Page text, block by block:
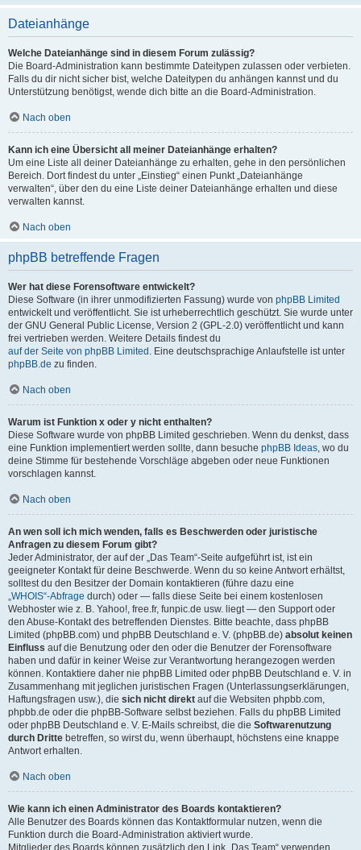
Dateianhänge
Welche Dateianhänge sind in diesem Forum zulässig?
Die Board-Administration kann bestimmte Dateitypen zulassen oder verbieten.
Falls du dir nicht sicher bist, welche Dateitypen du anhängen kannst und du
Unterstützung benötigst, wende dich bitte an die Board-Administration.
Nach oben
Kann ich eine Übersicht all meiner Dateianhänge erhalten?
Um eine Liste all deiner Dateianhänge zu erhalten, gehe in den persönlichen
Bereich. Dort findest du unter „Einstieg“ einen Punkt „Dateianhänge
verwalten“, über den du eine Liste deiner Dateianhänge erhalten und diese
verwalten kannst.
Nach oben
phpBB betreffende Fragen
Wer hat diese Forensoftware entwickelt?
Diese Software (in ihrer unmodifizierten Fassung) wurde von phpBB Limited
entwickelt und veröffentlicht. Sie ist urheberrechtlich geschützt. Sie wurde unter
der GNU General Public License, Version 2 (GPL-2.0) veröffentlicht und kann
frei vertrieben werden. Weitere Details findest du
auf der Seite von phpBB Limited . Eine deutschsprachige Anlaufstelle ist unter
phpBB.de zu finden.
Nach oben
Warum ist Funktion x oder y nicht enthalten?
Diese Software wurde von phpBB Limited geschrieben. Wenn du denkst, dass
eine Funktion implementiert werden sollte, dann besuche phpBB Ideas, wo du
deine Stimme für bestehende Vorschläge abgeben oder neue Funktionen
vorschlagen kannst.
Nach oben
An wen soll ich mich wenden, falls es Beschwerden oder juristische
Anfragen zu diesem Forum gibt?
Jeder Administrator, der auf der „Das Team“-Seite aufgeführt ist, ist ein
geeigneter Kontakt für deine Beschwerde. Wenn du so keine Antwort erhältst,
solltest du den Besitzer der Domain kontaktieren (führe dazu eine
„WHOIS“-Abfrage durch) oder — falls diese Seite bei einem kostenlosen
Webhoster wie z. B. Yahoo!, free.fr, funpic.de usw. liegt — den Support oder
den Abuse-Kontakt des betreffenden Dienstes. Bitte beachte, dass phpBB
Limited (phpBB.com) und phpBB Deutschland e. V. (phpBB.de) absolut keinen
Einfluss auf die Benutzung oder den oder die Benutzer der Forensoftware
haben und dafür in keiner Weise zur Verantwortung herangezogen werden
können. Kontaktiere daher nie phpBB Limited oder phpBB Deutschland e. V. in
Zusammenhang mit jeglichen juristischen Fragen (Unterlassungserklärungen,
Haftungsfragen usw.), die sich nicht direkt auf die Websiten phpbb.com,
phpbb.de oder die phpBB-Software selbst beziehen. Falls du phpBB Limited
oder phpBB Deutschland e. V. E-Mails schreibst, die die Softwarenutzung
durch Dritte betreffen, so wirst du, wenn überhaupt, höchstens eine knappe
Antwort erhalten.
Nach oben
Wie kann ich einen Administrator des Boards kontaktieren?
Alle Benutzer des Boards können das Kontaktformular nutzen, wenn die
Funktion durch die Board-Administration aktiviert wurde.
Mitglieder des Boards können zusätzlich den Link „Das Team“ verwenden.